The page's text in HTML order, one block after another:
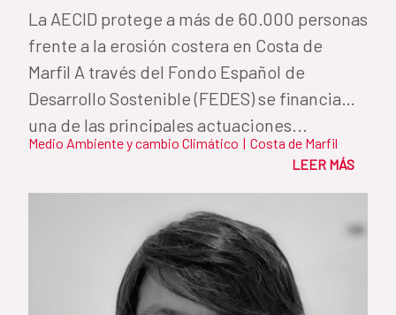
La AECID protege a más de 60.000 personas
frente a la erosión costera en Costa de
Marfil A través del Fondo Español de
Desarrollo Sostenible (FEDES) se financia
una de las principales actuaciones...
Medio Ambiente y cambio Climático | Costa de Marfil
LEER MÁS